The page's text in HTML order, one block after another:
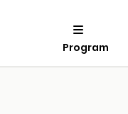
Program